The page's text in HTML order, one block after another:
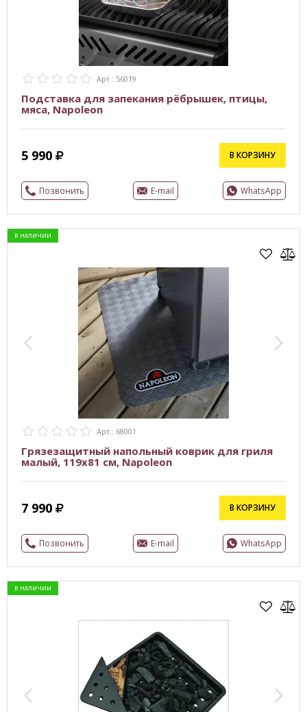
Арт.: 56019
Подставка для запекания рёбрышек, птицы,
мяса, Napoleon
5 990 В КОРЗИНУ
Позвонить E-mail WhatsApp
в наличии
Арт.: 68001
Грязезащитный напольный коврик для гриля
малый, 119х81 см, Napoleon
7 990 В КОРЗИНУ
Позвонить E-mail WhatsApp
в наличии